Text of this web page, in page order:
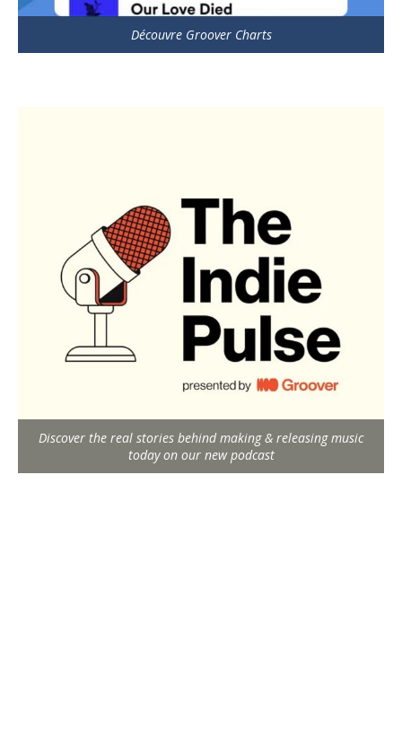
Découvre Groover Charts
Discover the real stories behind making & releasing music
today on our new podcast